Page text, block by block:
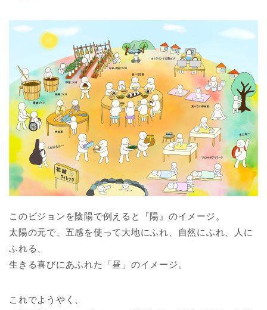
このビジョンを陰陽で例えると『陽』のイメージ。
太陽の元で、五感を使って大地にふれ、自然にふれ、人に
ふれる、
生きる喜びにあふれた「昼」のイメージ。
これでようやく、